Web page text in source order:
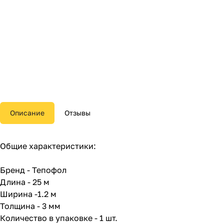
Описание Отзывы
Общие характеристики:
Бренд - Тепофол
Длина - 25 м
Ширина -1.2 м
Толщина - 3 мм
Количество в упаковке - 1 шт.